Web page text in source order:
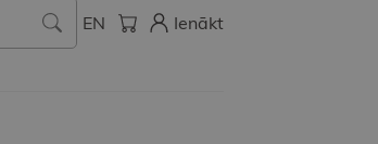
EN Ienākt